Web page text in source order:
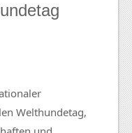
Welthundetag,